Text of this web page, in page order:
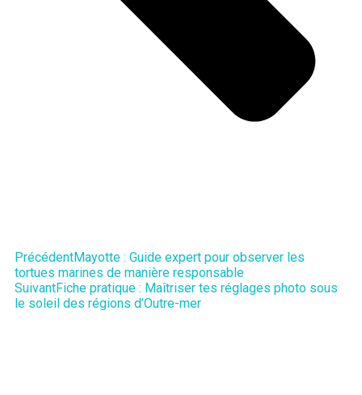
PrécédentMayotte : Guide expert pour observer les
tortues marines de manière responsable
SuivantFiche pratique : Maîtriser tes réglages photo sous
le soleil des régions d’Outre-mer